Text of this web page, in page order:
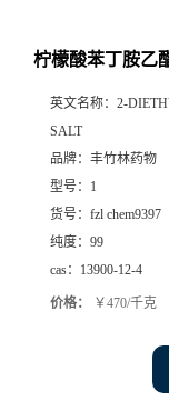
柠檬酸苯丁胺乙
英文名称： 2-
SALT
品牌： 丰竹林药物
型号： 1
货号： fzl chem9397
纯度： 99
cas： 13900-12-4
价格： ￥470/千克